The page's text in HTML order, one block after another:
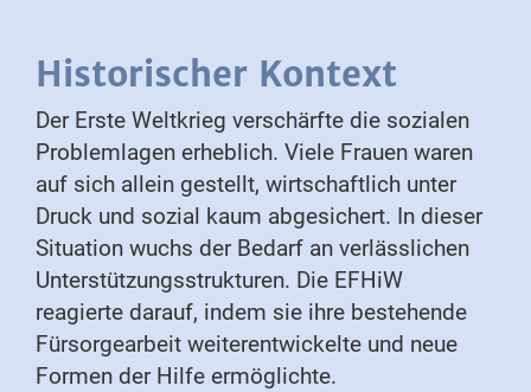
Historischer Kontext
Der Erste Weltkrieg verschärfte die sozialen
Problemlagen erheblich. Viele Frauen waren
auf sich allein gestellt, wirtschaftlich unter
Druck und sozial kaum abgesichert. In dieser
Situation wuchs der Bedarf an verlässlichen
Unterstützungsstrukturen. Die EFHiW
reagierte darauf, indem sie ihre bestehende
Fürsorgearbeit weiterentwickelte und neue
Formen der Hilfe ermöglichte.